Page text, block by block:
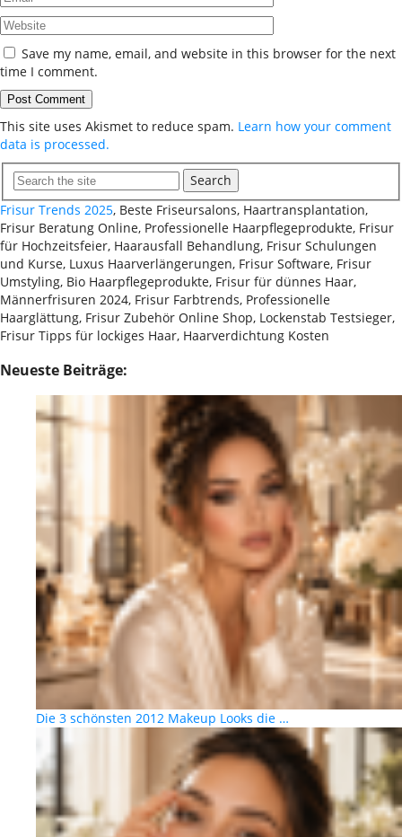
Save my name, email, and website in this browser for the next
time I comment.
This site uses Akismet to reduce spam. Learn how your comment
data is processed.
Search
Frisur Trends 2025, Beste Friseursalons, Haartransplantation,
Frisur Beratung Online, Professionelle Haarpflegeprodukte, Frisur
für Hochzeitsfeier, Haarausfall Behandlung, Frisur Schulungen
und Kurse, Luxus Haarverlängerungen, Frisur Software, Frisur
Umstyling, Bio Haarpflegeprodukte, Frisur für dünnes Haar,
Männerfrisuren 2024, Frisur Farbtrends, Professionelle
Haarglättung, Frisur Zubehör Online Shop, Lockenstab Testsieger,
Frisur Tipps für lockiges Haar, Haarverdichtung Kosten
Neueste Beiträge:
Die 3 schönsten 2012 Makeup Looks die …